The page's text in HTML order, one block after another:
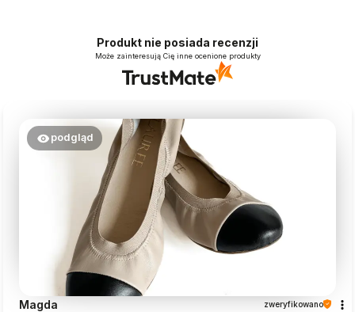
Produkt nie posiada recenzji
Może zainteresują Cię inne ocenione produkty
podgląd
Magda zweryfikowano